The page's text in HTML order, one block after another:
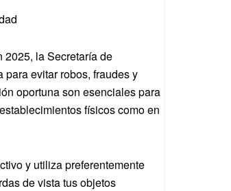
2025, la Secretaría de
evitar robos, fraudes y
oportuna son esenciales para
físicos como en
y utiliza preferentemente
de vista tus objetos